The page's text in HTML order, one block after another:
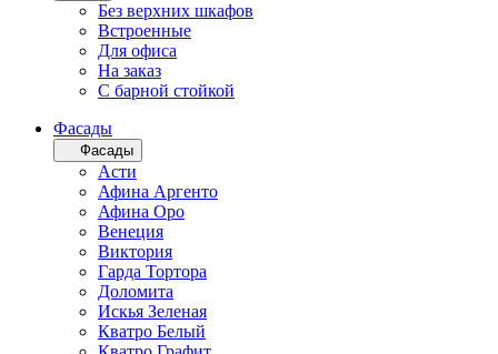
Без верхних шкафов
Встроенные
Для офиса
На заказ
С барной стойкой
Фасады
Фасады
Асти
Афина Аргенто
Афина Оро
Венеция
Виктория
Гарда Тортора
Доломита
Искья Зеленая
Кватро Белый